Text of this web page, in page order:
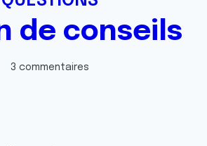
de conseils
3 commentaires